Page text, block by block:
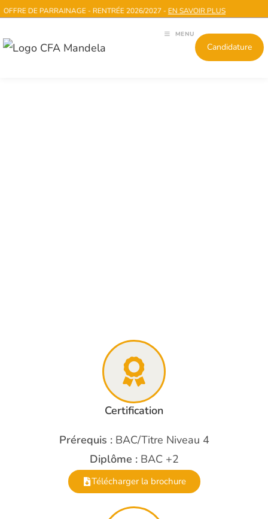
DE PARRAINAGE - RENTRÉE 2026/2027 -EN SAVOIR PLUS
Candidature
MENU
Certification
Prérequis :BAC/Titre Niveau 4
Diplôme :BAC +2
Télécharger la brochure